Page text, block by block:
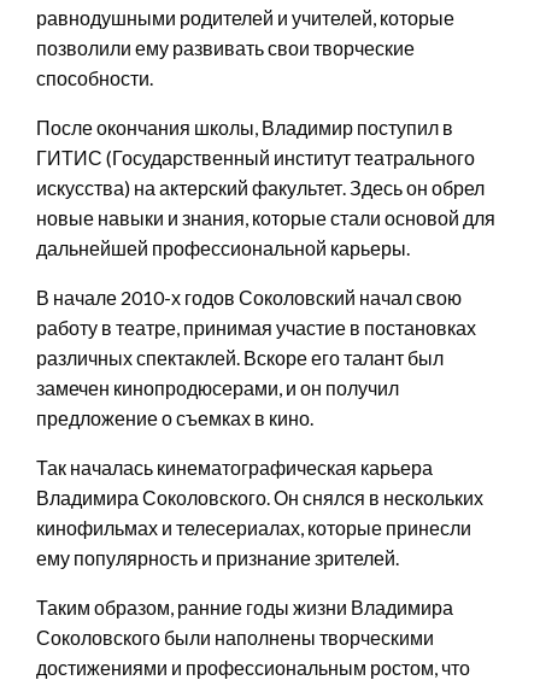
равнодушными родителей и учителей, которые
позволили ему развивать свои творческие
способности.
После окончания школы, Владимир поступил в
ГИТИС (Государственный институт театрального
искусства) на актерский факультет. Здесь он обрел
новые навыки и знания, которые стали основой для
дальнейшей профессиональной карьеры.
В начале 2010-х годов Соколовский начал свою
работу в театре, принимая участие в постановках
различных спектаклей. Вскоре его талант был
замечен кинопродюсерами, и он получил
предложение о съемках в кино.
Так началась кинематографическая карьера
Владимира Соколовского. Он снялся в нескольких
кинофильмах и телесериалах, которые принесли
ему популярность и признание зрителей.
Таким образом, ранние годы жизни Владимира
Соколовского были наполнены творческими
достижениями и профессиональным ростом, что